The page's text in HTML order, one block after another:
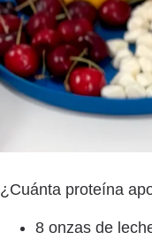
¿Cuánta proteína
8 onzas de